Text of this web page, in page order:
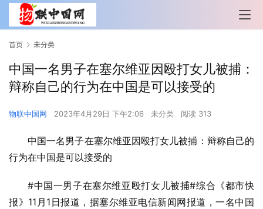
首页 未分类
中国一名男子在塞尔维亚因殴打女儿被捕：
辩称自己的行为在中国是可以接受的
物联中国网 2023年4月29日 下午2:06 未分类 阅读 313
中国一名男子在塞尔维亚因殴打女儿被捕：辩称自己的
行为在中国是可以接受的
#中国一男子在塞尔维亚殴打女儿被捕#综合《都市快
报》11月1日报道，据塞尔维亚电信新闻网报道，一名中国